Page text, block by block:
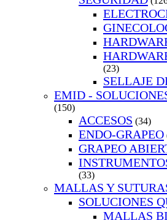
(23)
SELLAJE
EMID -
(150)
ACCESOS (34)
ENDO-GRAPEO
GRAPEO
(33)
MALLAS Y
SOLUCIONES
MALLAS